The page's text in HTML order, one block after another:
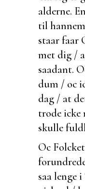
alderne.
til
staar faar
met dig /
saadant.
dum / oc
dag / at
trode icke
skulle
Oc Folcket
saa lenge